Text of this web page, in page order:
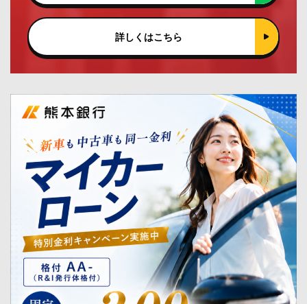
詳しくはこちら